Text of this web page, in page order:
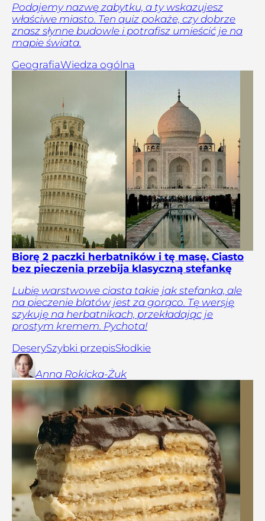
Podajemy nazwę zabytku, a ty wskazujesz
właściwe miasto. Ten quiz pokaże, czy dobrze
znasz słynne budowle i potrafisz umieścić je na
mapie świata.
GeografiaWiedza ogólna
Biorę 2 paczki herbatników i tę masę. Ciasto
bez pieczenia przebija klasyczną stefankę
Lubię warstwowe ciasta takie jak stefanka, ale
na pieczenie blatów jest za gorąco. Tę wersję
szykuję na herbatnikach, przekładając je
prostym kremem. Pychota!
DeserySzybki przepisSłodkie
Anna Rokicka-Żuk